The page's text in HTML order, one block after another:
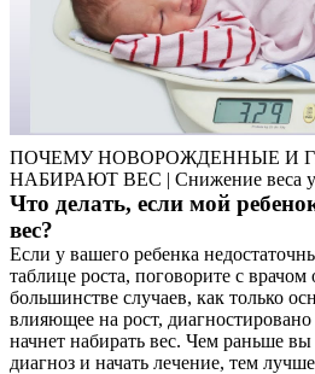
ПОЧЕМУ НОВОРОЖДЕННЫЕ И
НАБИРАЮТ ВЕС | Снижение веса у
Что делать, если мой
вес?
Если у вашего ребенка
таблице роста, поговорите с
большинстве случаев, как только
влияющее на рост,
начнет набирать вес. Чем раньше
диагноз и начать лечение, тем